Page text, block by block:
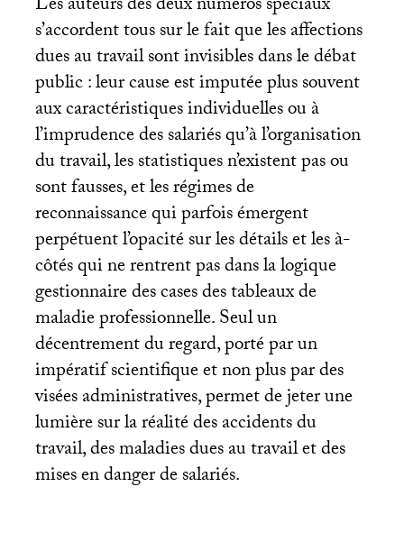
s’accordent tous sur le fait que les affections
dues au travail sont invisibles dans le débat
public : leur cause est imputée plus souvent
aux caractéristiques individuelles ou à
l’imprudence des salariés qu’à l’organisation
du travail, les statistiques n’existent pas ou
sont fausses, et les régimes de
reconnaissance qui parfois émergent
perpétuent l’opacité sur les détails et les à-
côtés qui ne rentrent pas dans la logique
gestionnaire des cases des tableaux de
maladie professionnelle. Seul un
décentrement du regard, porté par un
impératif scientifique et non plus par des
visées administratives, permet de jeter une
lumière sur la réalité des accidents du
travail, des maladies dues au travail et des
mises en danger de salariés.